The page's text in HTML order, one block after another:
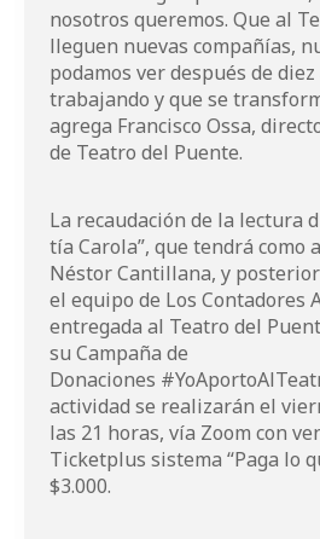
nosotros queremos. Que al
lleguen nuevas compañías,
podamos ver después de
trabajando y que se
agrega Francisco Ossa,
de Teatro del Puente.
La recaudación de la lectura
tía Carola”, que tendrá como
Néstor Cantillana, y
el equipo de Los Contadores
entregada al Teatro del
su Campaña de
Donaciones
actividad se realizarán el
las 21 horas, vía Zoom con
Ticketplus sistema “Paga lo
$3.000.